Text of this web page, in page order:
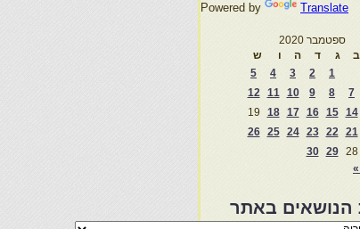
Powered by Translate
ספטמבר 2020
ב ג ד ה ו
ש
1
2
3
4
5
7
8
9
10
11
12
14
15
16
17
18
19
21
22
23
24
25
26
28
29
30
הנושאים באתר